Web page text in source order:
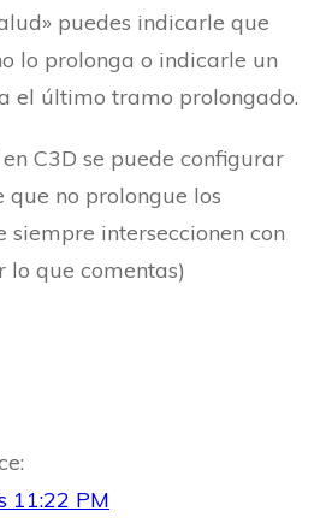
puedes indicarle que
lo prolonga o indicarle un
el último tramo prolongado.
C3D se puede configurar
no prolongue los
interseccionen con
lo que comentas)
11:22 PM